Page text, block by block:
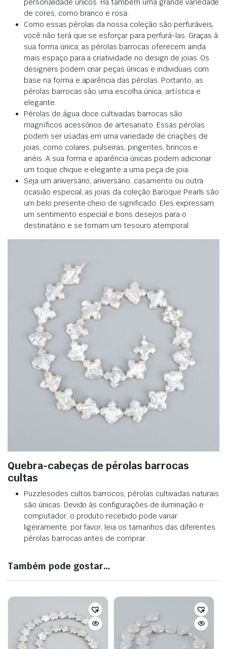
personalidade únicos. Há também uma grande variedade
de cores, como branco e rosa.
Como essas pérolas da nossa coleção são perfuráveis,
você não terá que se esforçar para perfurá-las. Graças à
sua forma única, as pérolas barrocas oferecem ainda
mais espaço para a criatividade no design de joias. Os
designers podem criar peças únicas e individuais com
base na forma e aparência das pérolas. Portanto, as
pérolas barrocas são uma escolha única, artística e
elegante.
Pérolas de água doce cultivadas barrocas são
magníficos acessórios de artesanato. Essas pérolas
podem ser usadas em uma variedade de criações de
joias, como colares, pulseiras, pingentes, brincos e
anéis. A sua forma e aparência únicas podem adicionar
um toque chique e elegante a uma peça de joia.
Seja um aniversário, aniversário, casamento ou outra
ocasião especial, as joias da coleção Baroque Pearls são
um belo presente cheio de significado. Eles expressam
um sentimento especial e bons desejos para o
destinatário e se tornam um tesouro atemporal.
Quebra-cabeças de pérolas barrocas
cultas
Puzzlesodes cultos barrocos, pérolas cultivadas naturais
são únicas. Devido às configurações de iluminação e
computador, o produto recebido pode variar
ligeiramente, por favor, leia os tamanhos das diferentes
pérolas barrocas antes de comprar.
Também pode gostar…